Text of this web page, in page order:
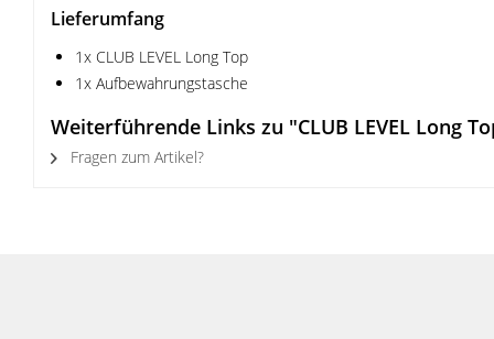
Lieferumfang
1x CLUB LEVEL Long Top
1x Aufbewahrungstasche
Weiterführende Links zu "CLUB LEVEL Long
Fragen zum Artikel?